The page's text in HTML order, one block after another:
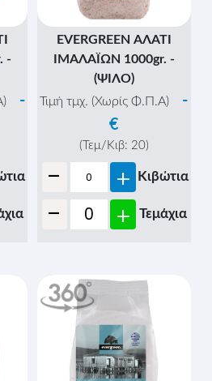
-
-
EVERGREEN ΑΛΑΤΙ
ΙΜΑΛΑΪΩΝ 1000gr. -
(ΨΙΛΟ)
Τιμή τμχ. (Χωρίς Φ.Π.Α)
-
€
(Τεμ/Κιβ: 20)
- + Κιβώτια
- + Τεμάχια